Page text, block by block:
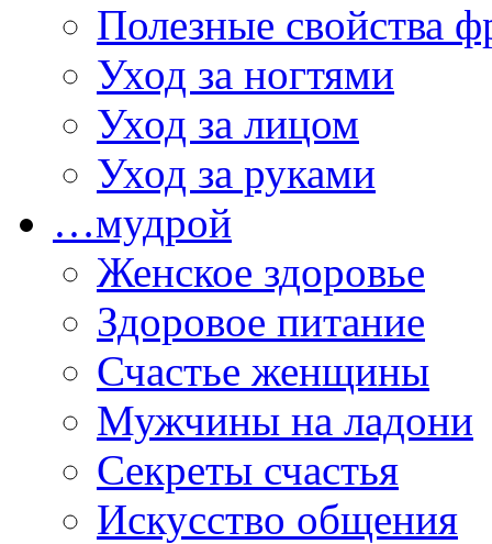
Полезные свойства
Уход за ногтями
Уход за лицом
Уход за руками
…мудрой
Женское здоровье
Здоровое питание
Счастье женщины
Мужчины на ладони
Секреты счастья
Искусство общения